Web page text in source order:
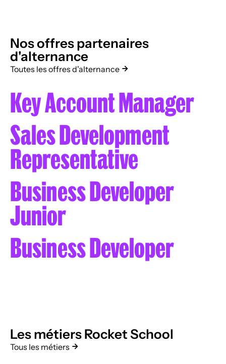
Nos offres partenaires
d'alternance
Toutes les offres d'alternance
Key Account Manager
Sales Development
Representative
Business Developer
Junior
Business Developer
Les métiers Rocket School
Tous les métiers